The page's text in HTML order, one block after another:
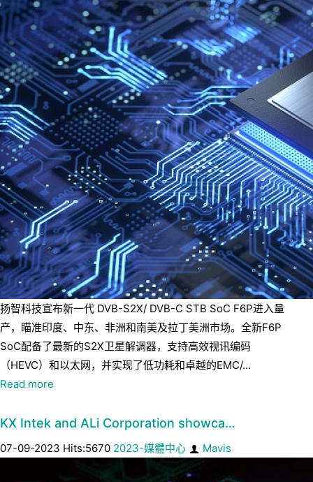
扬智科技宣布新一代 DVB-S2X/ DVB-C STB SoC F6P进入量
产，瞄准印度、中东、非洲和南美及拉丁美洲市场。全新F6P
SoC配备了最新的S2X卫星解调器，支持高效视讯编码
（HEVC）和以太网，并实现了低功耗和卓越的EMC/...
Read more
KX Intek and ALi Corporation showca…
07-09-2023 Hits:5670 2023-媒體中心 Mavis